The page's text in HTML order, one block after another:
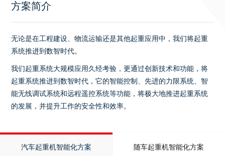
方案简介
无论是在工程建设、物流运输还是其他起重应用中，我们将起重
系统推进到数智时代。
我们起重系统大规模应用久经考验，更通过创新技术和功能，将
起重系统推进到数智时代，它的智能控制、先进的力限系统、智
能无线调试系统和远程遥控系统等功能，将极大地推进起重系统
的发展，并提升工作的安全性和效率。
汽车起重机智能化方案 随车起重机智能化方案